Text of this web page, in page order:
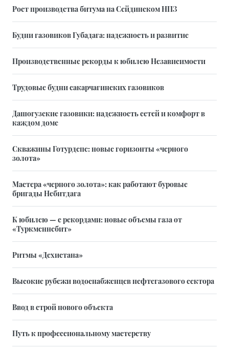
Рост производства битума на Сейдинском НПЗ
Будни газовиков Губадага: надежность и развитие
Производственные рекорды к юбилею Независимости
Трудовые будни сакарчагинских газовиков
Дашогузские газовики: надежность сетей и комфорт в
каждом доме
Скважины Готурдепе: новые горизонты «черного
золота»
Мастера «черного золота»: как работают буровые
бригады Небитдага
К юбилею — с рекордами: новые объемы газа от
«Туркменнебит»
Ритмы «Дехистана»
Высокие рубежи водоснабженцев нефтегазового сектора
Ввод в строй нового объекта
Путь к профессиональному мастерству